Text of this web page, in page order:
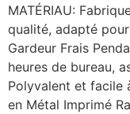
MATÉRIAU:
qualité, adapté
Gardeur Frais
heures de bureau,
Polyvalent et facile
en Métal Imprimé